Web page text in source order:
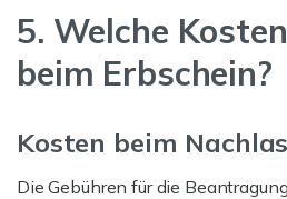
5. Welche
beim Erbschein?
Kosten beim
Die Gebühren für die